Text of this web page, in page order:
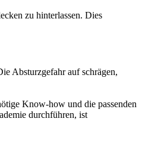
zu hinterlassen. Dies
Absturzgefahr auf schrägen,
Know-how und die passenden
durchführen, ist